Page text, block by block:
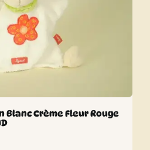
Crème Fleur Rouge